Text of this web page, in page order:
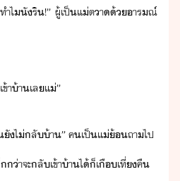
ำไ​ั​ริ​!​”​ ​ผู้​เป็​แ่​ตา​้​ารณ์​
า​้า​เล​แ่​”​
​ไ่​ลั้า​”​ ​ค​เป็​แ่​้ถา​ไป​
า​จะ​ลั​เข้า​้า​ไ้​็​เื​เที่คื​